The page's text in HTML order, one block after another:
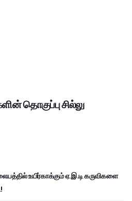
தொகுப்பு சில்லு
உயிர்காக்கும் ஏ.இ.டி கருவிகளை